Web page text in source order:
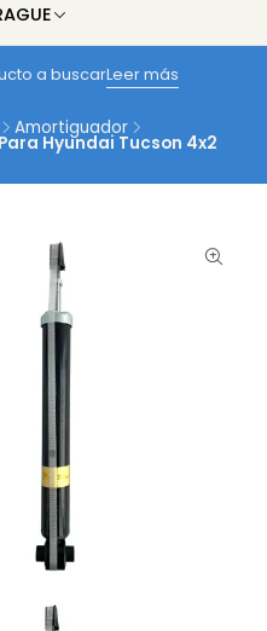
a buscarLeer más
Amortiguador
Hyundai Tucson 4x2